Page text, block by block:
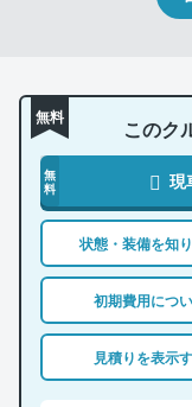
無料 このク
無
料
現
状態・装備を知
初期費用につ
見積りを表示